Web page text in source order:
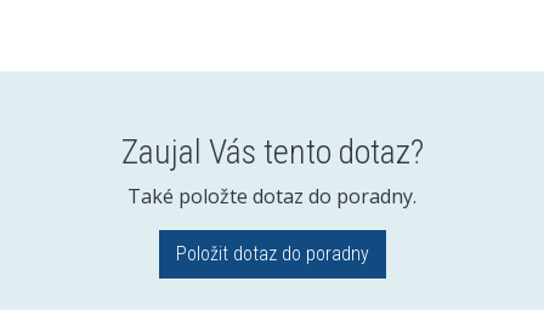
Zaujal Vás tento dotaz?
Také položte dotaz do poradny.
Položit dotaz do poradny